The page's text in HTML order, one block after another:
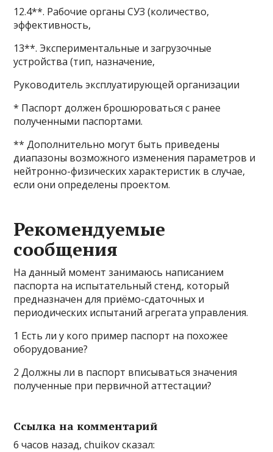
12.4**. Рабочие органы СУЗ (количество,
эффективность,
13**. Экспериментальные и загрузочные
устройства (тип, назначение,
Руководитель эксплуатирующей организации
* Паспорт должен брошюроваться с ранее
полученными паспортами.
** Дополнительно могут быть приведены
диапазоны возможного изменения параметров и
нейтронно-физических характеристик в случае,
если они определены проектом.
Рекомендуемые
сообщения
На данный момент занимаюсь написанием
паспорта на испытательный стенд, который
предназначен для приёмо-сдаточных и
периодических испытаний агрегата управления.
1 Есть ли у кого пример паспорт на похожее
оборудование?
2 Должны ли в паспорт вписываться значения
полученные при первичной аттестации?
Ссылка на комментарий
6 часов назад, chuikov сказал: